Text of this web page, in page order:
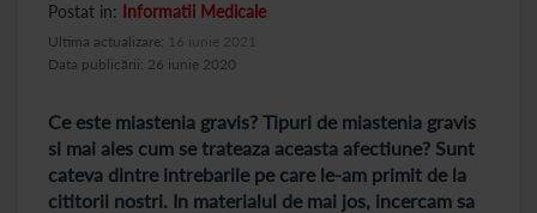
Postat in: Informatii Medicale
Data publicării: 26 iunie 2020
Ultima actualizare: 16 iunie 2021
Ce este miastenia gravis? Tipuri de miastenia gravis
si mai ales cum se trateaza aceasta afectiune? Sunt
cateva dintre intrebarile pe care le-am primit de la
cititorii nostri. In materialul de mai jos, incercam sa